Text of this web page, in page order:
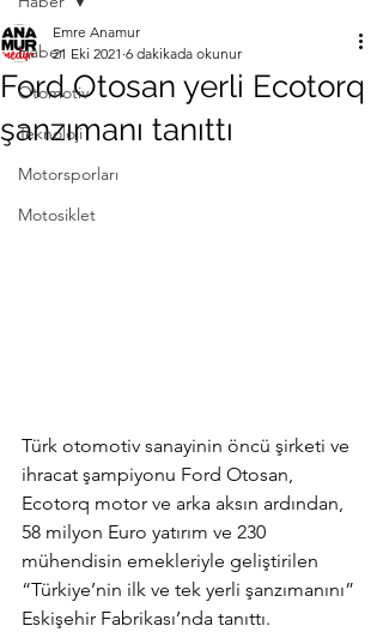
Haber
Otomotiv
Teknoloji
Motorsporları
Motosiklet
Ford Otosan yerli Ecotorq
şanzımanı tanıttı
Emre Anamur
21 Eki 2021 6 dakikada okunur
Türk otomotiv sanayinin öncü şirketi ve
ihracat şampiyonu Ford Otosan,
Ecotorq motor ve arka aksın ardından,
58 milyon Euro yatırım ve 230
mühendisin emekleriyle geliştirilen
“Türkiye’nin ilk ve tek yerli şanzımanını”
Eskişehir Fabrikası’nda tanıttı.